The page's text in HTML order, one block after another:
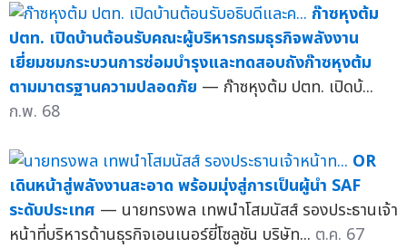
ก๊าซหุงต้ม
ปตท. เปิดบ้านต้อนรับคณะผู้บริหารกรมธุรกิจพลังงาน
เยี่ยมชมกระบวนการซ่อมบำรุงและทดสอบถังก๊าซหุงต้ม
ตามมาตรฐานความปลอดภัย — ก๊าซหุงต้ม ปตท. เปิดบ้...
ก.พ. 68
OR
เดินหน้าสู่พลังงานสะอาด พร้อมมุ่งสู่การเป็นผู้นำ SAF
ระดับประเทศ — นายทรงพล เทพนำโสมนัสส์ รองประธานเจ้า
หน้าที่บริหารด้านธุรกิจเอนเนอร์ยี่โซลูชัน บริษัท... ต.ค. 67